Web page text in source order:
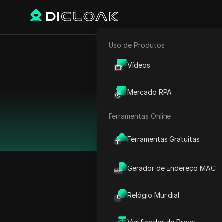
E-commerce
Uso de Produtos
Vídeos
Mercado RPA
Ferramentas Online
Ferramentas Gratuitas
Gerador de Endereço MAC
Relógio Mundial
A
O DICloak oferece
Veja como
começar